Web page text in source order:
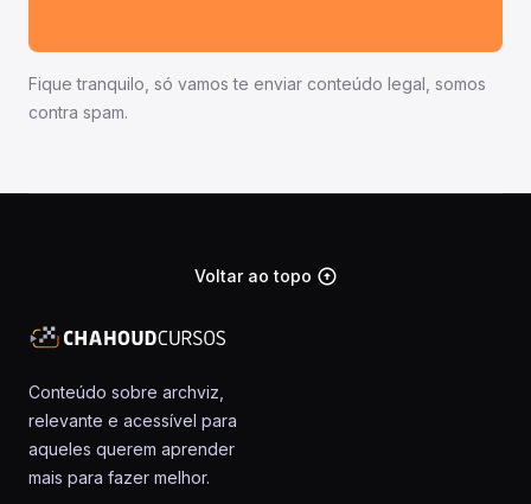
Fique tranquilo, só vamos te enviar conteúdo legal, somos
contra spam.
Conteúdo sobre archviz,
relevante e acessível para
aqueles querem aprender
mais para fazer melhor.
Voltar ao topo arrow_circle_up